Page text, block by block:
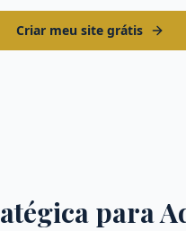
Criar meu site grátis
para